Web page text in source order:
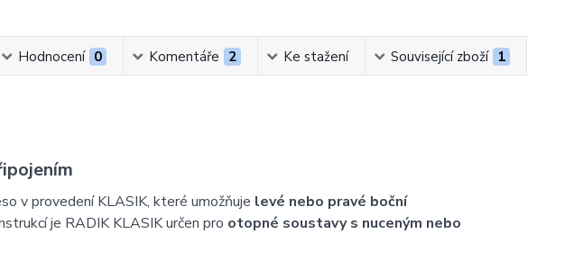
Hodnocení 0 Komentáře 2 Ke stažení Související zboží 1
v provedení KLASIK, které umožňuje levé nebo pravé boční
je RADIK KLASIK určen pro otopné soustavy s nuceným nebo